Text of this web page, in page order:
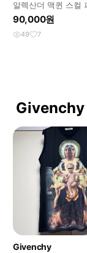
알렉산더 맥퀸 스컬
링
90,000원
49 7
Givenchy
Givenchy